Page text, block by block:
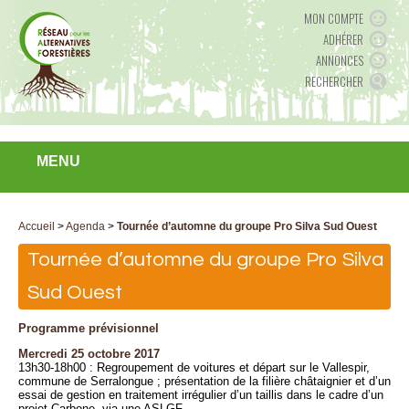
MON COMPTE
ADHÉRER
ANNONCES
RECHERCHER
MENU
Accueil >Agenda > Tournée d’automne du groupe Pro Silva Sud Ouest
Tournée d’automne du groupe Pro Silva
Sud Ouest
Programme prévisionnel
Mercredi 25 octobre 2017
13h30-18h00 : Regroupement de voitures et départ sur le Vallespir,
commune de Serralongue ; présentation de la filière châtaignier et d’un
essai de gestion en traitement irrégulier d’un taillis dans le cadre d’un